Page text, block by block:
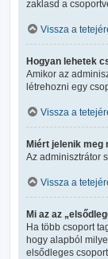
zaklasd a
Vissza a
Hogyan lehetek
Amikor az
létrehozni egy
Vissza a
Miért jelenik meg
Az adminisztrátor
Vissza a
Mi az az
Ha több csoport
hogy alapból
elsődleges